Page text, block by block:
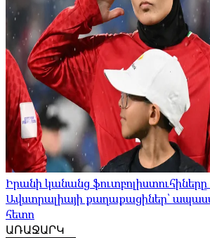
Իրանի կանանց
Ավստրալիայի քաղաքացիներ՝
հետո
ԱՌԱՋԱՐԿ